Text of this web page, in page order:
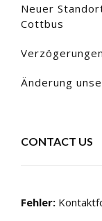
Neuer
Cottbus
Änderung
CONTACT US
Fehler: